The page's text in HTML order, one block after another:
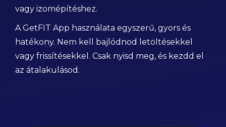
vagy izomépítéshez.
A GetFIT App használata egyszerű, gyors és
hatékony. Nem kell bajlódnod letöltésekkel
vagy frissítésekkel. Csak nyisd meg, és kezdd el
az átalakulásod.